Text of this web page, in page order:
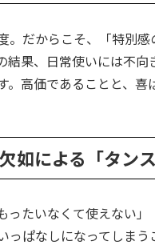
。だからこそ、「特別
結果、日常使いには不
。高価であることと、
如による「タン
ったいなくて使えない
っぱなしになってしま